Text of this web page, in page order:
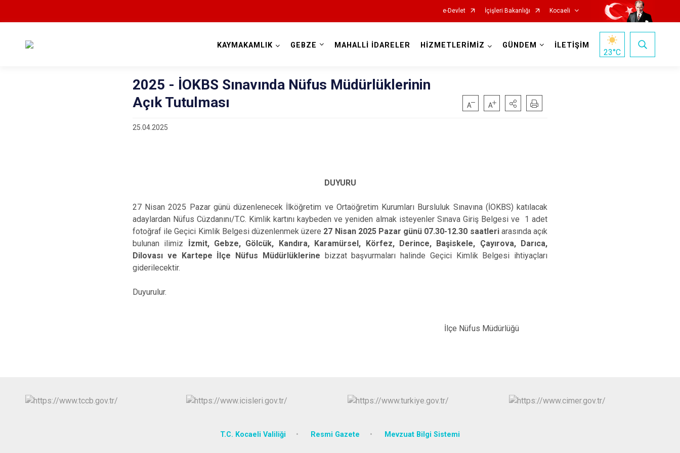
e-Devlet İçişleri Bakanlığı Kocaeli
Kandıra
Karamürsel
Körfez
Derince
Çayırova
Dilovası
İzmit
Kartepe
KAYMAKAMLIK GEBZE MAHALLİ İDARELER HİZMETLERİMİZ GÜNDEM İLETİŞİM
23°C
2025 - İOKBS Sınavında Nüfus Müdürlüklerinin
Açık Tutulması
25.04.2025
DUYURU
27 Nisan 2025 Pazar günü düzenlenecek İlköğretim ve Ortaöğretim Kurumları Bursluluk Sınavına (İOKBS) katılacak
adaylardan Nüfus Cüzdanını/T.C. Kimlik kartını kaybeden ve yeniden almak isteyenler Sınava Giriş Belgesi ve 1 adet
fotoğraf ile Geçici Kimlik Belgesi düzenlenmek üzere 27 Nisan 2025 Pazar günü 07.30-12.30 saatleri arasında açık
bulunan ilimiz İzmit, Gebze, Gölcük, Kandıra, Karamürsel, Körfez, Derince, Başiskele, Çayırova, Darıca,
Dilovası ve Kartepe İlçe Nüfus Müdürlüklerine bizzat başvurmaları halinde Geçici Kimlik Belgesi ihtiyaçları
giderilecektir.
Duyurulur.
İlçe Nüfus Müdürlüğü
T.C. Kocaeli Valiliği Resmi Gazete Mevzuat Bilgi Sistemi